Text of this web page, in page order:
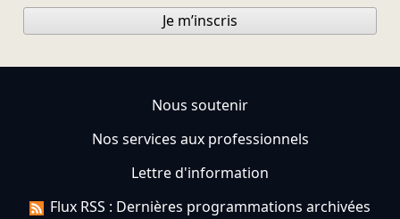
Je m’inscris
Nous soutenir
Nos services aux professionnels
Lettre d'information
Flux RSS : Dernières programmations archivées